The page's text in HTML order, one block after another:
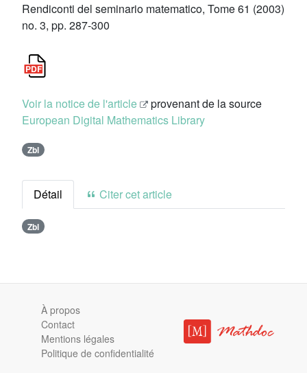
Rendiconti del seminario matematico, Tome 61 (2003)
no. 3, pp. 287-300
Voir la notice de l'article
provenant de la source
European Digital Mathematics Library
Zbl
Détail Citer cet article
Zbl
À propos
Contact
Mentions légales
Politique de confidentialité